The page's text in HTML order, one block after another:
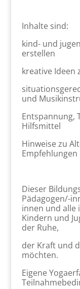
Inhalte sind:
kind- und
erstellen
kreative Ideen
und
Entspannung,
Hilfsmittel
Hinweise zu
Empfehlungen
Dieser
Pädagogen/-
innen und alle
Kindern und
der Ruhe,
der Kraft und
möchten.
Eigene